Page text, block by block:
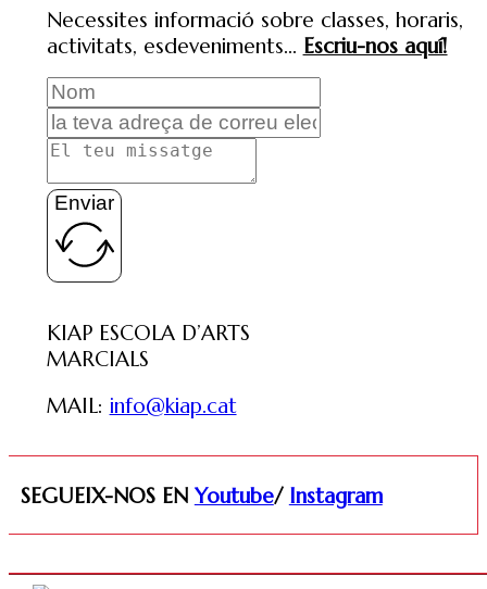
Necessites informació sobre classes, horaris,
activitats, esdeveniments… Escriu-nos aquí!
Enviar
KIAP ESCOLA D’ARTS
MARCIALS
MAIL: info@kiap.cat
SEGUEIX-NOS EN Youtube/ Instagram